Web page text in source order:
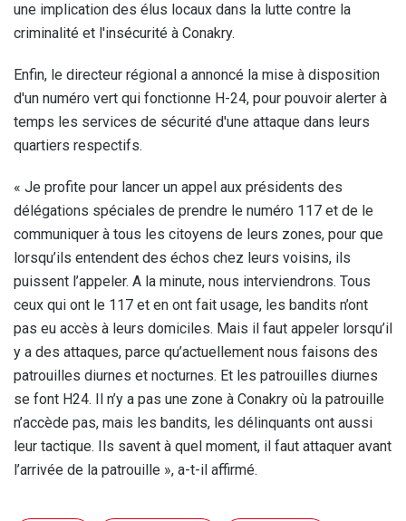
une implication des élus locaux dans la lutte contre la
criminalité et l'insécurité à Conakry.
Enfin, le directeur régional a annoncé la mise à disposition
d'un numéro vert qui fonctionne H-24, pour pouvoir alerter à
temps les services de sécurité d'une attaque dans leurs
quartiers respectifs.
« Je profite pour lancer un appel aux présidents des
délégations spéciales de prendre le numéro 117 et de le
communiquer à tous les citoyens de leurs zones, pour que
lorsqu’ils entendent des échos chez leurs voisins, ils
puissent l’appeler. A la minute, nous interviendrons. Tous
ceux qui ont le 117 et en ont fait usage, les bandits n’ont
pas eu accès à leurs domiciles. Mais il faut appeler lorsqu’il
y a des attaques, parce qu’actuellement nous faisons des
patrouilles diurnes et nocturnes. Et les patrouilles diurnes
se font H24. Il n’y a pas une zone à Conakry où la patrouille
n’accède pas, mais les bandits, les délinquants ont aussi
leur tactique. Ils savent à quel moment, il faut attaquer avant
l’arrivée de la patrouille », a-t-il affirmé.